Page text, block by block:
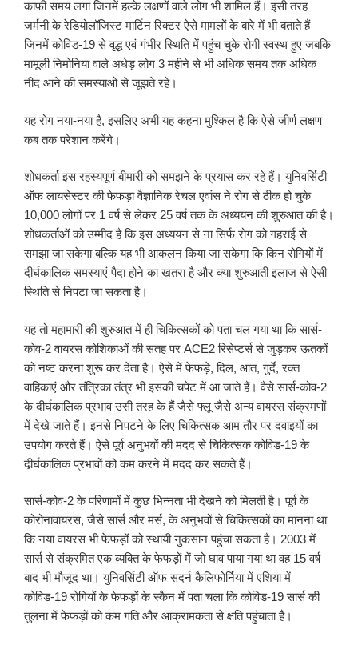
काफी समय लगा जिनमें हल्के लक्षणों वाले लोग भी शामिल हैं। इसी तरह
जर्मनी के रेडियोलॉजिस्ट मार्टिन रिक्टर ऐसे मामलों के बारे में भी बताते हैं
जिनमें कोविड-19 से वृद्ध एवं गंभीर स्थिति में पहुंच चुके रोगी स्वस्थ हुए जबकि
मामूली निमोनिया वाले अधेड़ लोग 3 महीने से भी अधिक समय तक अधिक
नींद आने की समस्याओं से जूझते रहे।
यह रोग नया-नया है, इसलिए अभी यह कहना मुश्किल है कि ऐसे जीर्ण लक्षण
कब तक परेशान करेंगे।
शोधकर्ता इस रहस्यपूर्ण बीमारी को समझने के प्रयास कर रहे हैं। युनिवर्सिटी
ऑफ लायसेस्टर की फेफड़ा वैज्ञानिक रेचल एवांस ने रोग से ठीक हो चुके
10,000 लोगों पर 1 वर्ष से लेकर 25 वर्ष तक के अध्ययन की शुरुआत की है।
शोधकर्ताओं को उम्मीद है कि इस अध्ययन से ना सिर्फ रोग को गहराई से
समझा जा सकेगा बल्कि यह भी आकलन किया जा सकेगा कि किन रोगियों में
दीर्घकालिक समस्याएं पैदा होने का खतरा है और क्या शुरुआती इलाज से ऐसी
स्थिति से निपटा जा सकता है।
यह तो महामारी की शुरुआत में ही चिकित्सकों को पता चल गया था कि सार्स-
कोव-2 वायरस कोशिकाओं की सतह पर ACE2 रिसेप्टर्स से जुड़कर ऊतकों
को नष्ट करना शुरू कर देता है। ऐसे में फेफड़े, दिल, आंत, गुर्दे, रक्त
वाहिकाएं और तंत्रिका तंत्र भी इसकी चपेट में आ जाते हैं। वैसे सार्स-कोव-2
के दीर्घकालिक प्रभाव उसी तरह के हैं जैसे फ्लू जैसे अन्य वायरस संक्रमणों
में देखे जाते हैं। इनसे निपटने के लिए चिकित्सक आम तौर पर दवाइयों का
उपयोग करते हैं। ऐसे पूर्व अनुभवों की मदद से चिकित्सक कोविड-19 के
दीर्र्घकालिक प्रभावों को कम करने में मदद कर सकते हैं।
सार्स-कोव-2 के परिणामों में कुछ भिन्नता भी देखने को मिलती है। पूर्व के
कोरोनावायरस, जैसे सार्स और मर्स, के अनुभवों से चिकित्सकों का मानना था
कि नया वायरस भी फेफड़ों को स्थायी नुकसान पहुंचा सकता है। 2003 में
सार्स से संक्रमित एक व्यक्ति के फेफड़ों में जो घाव पाया गया था वह 15 वर्ष
बाद भी मौजूद था। युनिवर्सिटी ऑफ सदर्न कैलिफोर्निया में एशिया में
कोविड-19 रोगियों के फेफड़ों के स्कैन में पता चला कि कोविड-19 सार्स की
तुलना में फेफड़ों को कम गति और आक्रामकता से क्षति पहुंचाता है।